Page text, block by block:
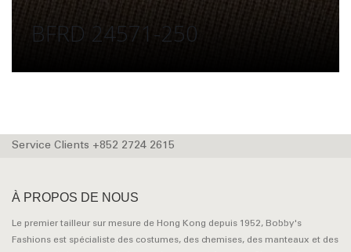
BFRD 24571-250
Service Clients +852 2724 2615
À PROPOS DE NOUS
Le premier tailleur sur mesure de Hong Kong depuis 1952, Bobby's
Fashions est spécialiste des costumes, des chemises, des manteaux et des